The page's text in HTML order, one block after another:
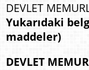
DEVLET
Yukarıdaki
maddeler)
DEVLET